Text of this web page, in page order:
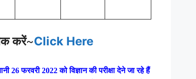
करें~Click Here
26 फरवरी 2022 को विज्ञान की परीक्षा देने जा रहे हैं